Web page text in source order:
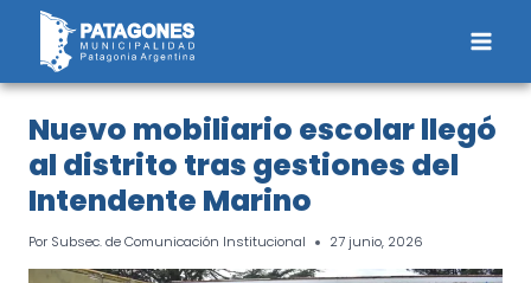
Saltar
contenido
Nuevo mobiliario escolar llegó
al distrito tras gestiones del
Intendente Marino
Por Subsec. de Comunicación Institucional 27 junio, 2026